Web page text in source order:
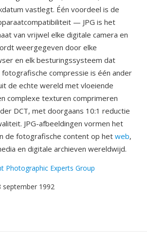
vastlegt. Één voordeel is de
— JPG is het
van vrijwel elke digitale camera en
weergegeven door elke
en elk besturingssysteem dat
compressie is één ander
de echte wereld met vloeiende
complexe texturen comprimeren
DCT, met doorgaans 10:1 reductie
JPG-afbeeldingen vormen het
de fotografische content op het web,
en digitale archieven wereldwijd.
Photographic Experts Group
september 1992